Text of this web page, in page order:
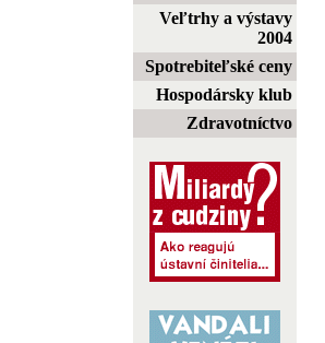
Veľtrhy a výstavy
2004
Spotrebiteľské ceny
Hospodársky klub
Zdravotníctvo